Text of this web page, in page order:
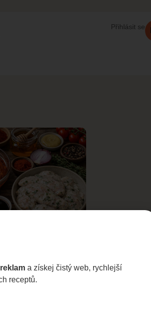
Přihlásit se
marinády a
večeři
jak připravit
a získej čistý web, rychlejší
receptů.